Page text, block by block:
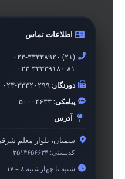
اطلاعات تماس
۰۲۳-۳۳۳۳۸۹۲۰ (۲۱)
۰۲۳-۳۳۳۳۹۱۸۰-۸۱
دورنگار:۰۲۳-۳۳۳۲۰۲۹۹
پیامکی:۵۰۰۰۴۶۳۳
آدرس
سمنان، بلوار معلم
کدپستی: ۳۵۱۴۶۵۶۶۳۴
شنبه تا چهارشنبه ۸ – ۱۷